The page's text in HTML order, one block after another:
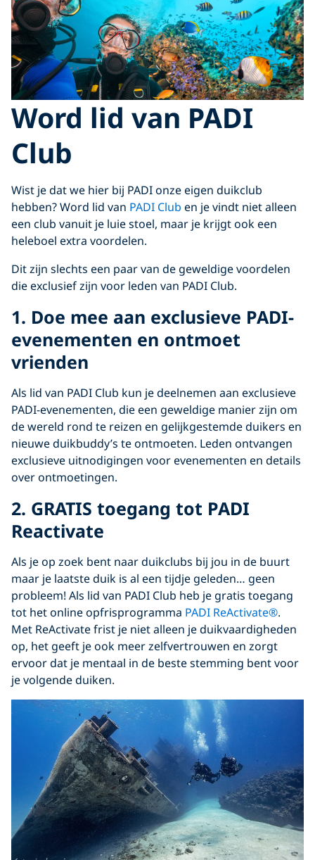
Word lid van PADI
Club
Wist je dat we hier bij PADI onze eigen duikclub
hebben? Word lid van PADI Club en je vindt niet alleen
een club vanuit je luie stoel, maar je krijgt ook een
heleboel extra voordelen.
Dit zijn slechts een paar van de geweldige voordelen
die exclusief zijn voor leden van PADI Club.
1. Doe mee aan exclusieve PADI-
evenementen en ontmoet
vrienden
Als lid van PADI Club kun je deelnemen aan exclusieve
PADI-evenementen, die een geweldige manier zijn om
de wereld rond te reizen en gelijkgestemde duikers en
nieuwe duikbuddy’s te ontmoeten. Leden ontvangen
exclusieve uitnodigingen voor evenementen en details
over ontmoetingen.
2. GRATIS toegang tot PADI
Reactivate
Als je op zoek bent naar duikclubs bij jou in de buurt
maar je laatste duik is al een tijdje geleden… geen
probleem! Als lid van PADI Club heb je gratis toegang
tot het online opfrisprogramma PADI ReActivate®.
Met ReActivate frist je niet alleen je duikvaardigheden
op, het geeft je ook meer zelfvertrouwen en zorgt
ervoor dat je mentaal in de beste stemming bent voor
je volgende duiken.